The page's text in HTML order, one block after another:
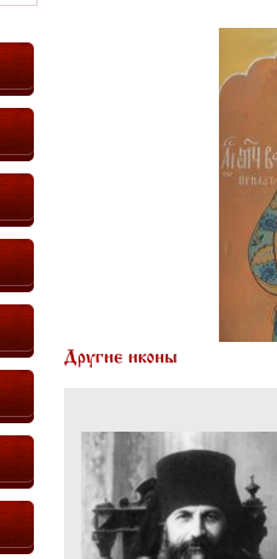
Другие иконы